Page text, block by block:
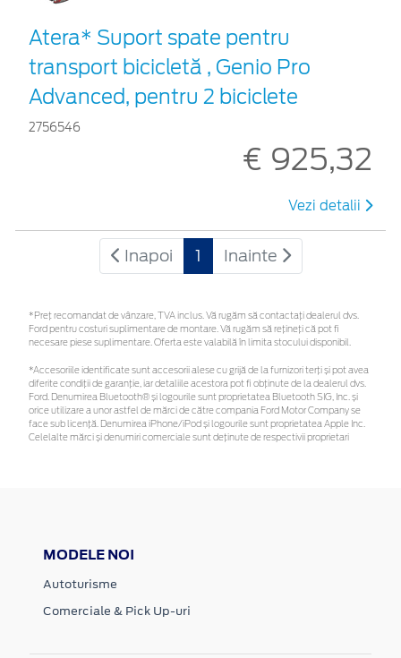
Atera* Suport spate pentru
transport bicicletă , Genio Pro
Advanced, pentru 2 biciclete
2756546
€ 925,32
Vezi detalii
Inapoi 1 Inainte
*Preţ recomandat de vânzare, TVA inclus. Vă rugăm să contactaţi dealerul dvs.
Ford pentru costuri suplimentare de montare. Vă rugăm să rețineți că pot fi
necesare piese suplimentare. Oferta este valabilă în limita stocului disponibil.
*Accesoriile identificate sunt accesorii alese cu grijă de la furnizori terți și pot avea
diferite condiții de garanție, iar detaliile acestora pot fi obținute de la dealerul dvs.
Ford. Denumirea Bluetooth® și logourile sunt proprietatea Bluetooth SIG, Inc. și
orice utilizare a unor astfel de mărci de către compania Ford Motor Company se
face sub licență. Denumirea iPhone/iPod și logourile sunt proprietatea Apple Inc.
Celelalte mărci și denumiri comerciale sunt deținute de respectivii proprietari
MODELE NOI
Autoturisme
Comerciale & Pick Up-uri